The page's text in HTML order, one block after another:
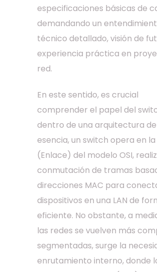
especificaciones básicas de
demandando un
técnico detallado, visión de
experiencia práctica en
red.
En este sentido, es crucial
comprender el papel del
dentro de una arquitectura de
esencia, un switch opera en
(Enlace) del modelo OSI,
conmutación de tramas
direcciones MAC para
dispositivos en una LAN de
eficiente. No obstante, a
las redes se vuelven más
segmentadas, surge la
enrutamiento interno, donde